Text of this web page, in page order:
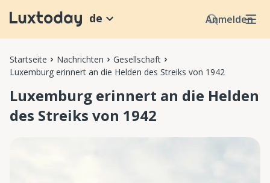
Anmelden
de
Startseite Nachrichten
Gesellschaft
Luxemburg erinnert an die Helden des Streiks von 1942
Luxemburg erinnert an die Helden
des Streiks von 1942